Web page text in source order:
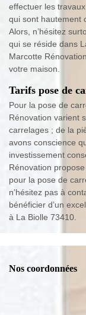
effectuer les
qui sont hautement
Alors, n’hésitez
qui se réside dans
Marcotte
votre maison.
Tarifs pose de
Pour la pose de
Rénovation varient
carrelages ; de la
avons conscience
investissement
Rénovation
pour la pose de
n’hésitez pas à
bénéficier d’un
à La Biolle 73410.
Nos coordonnées